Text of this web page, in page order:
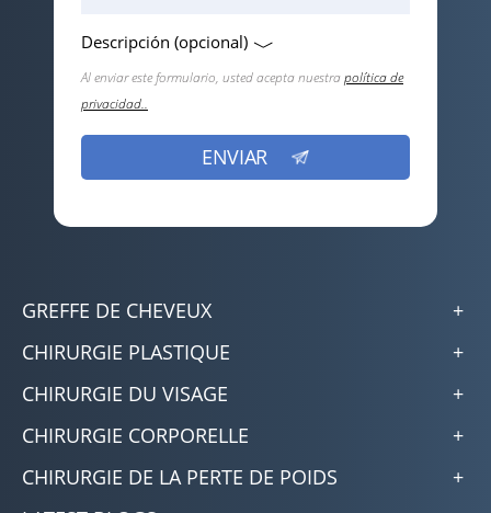
Descripción (opcional)
Al enviar este formulario, usted acepta nuestrapolítica de
privacidad..
GREFFE DE CHEVEUX
CHIRURGIE PLASTIQUE
CHIRURGIE DU VISAGE
CHIRURGIE CORPORELLE
CHIRURGIE DE LA PERTE DE POIDS